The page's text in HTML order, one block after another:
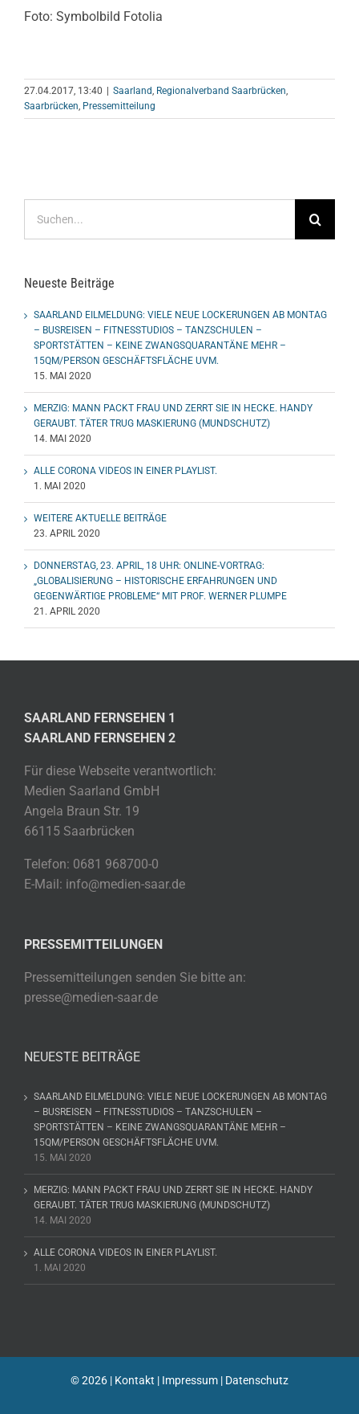
Foto: Symbolbild Fotolia
27.04.2017, 13:40 Saarland, Regionalverband Saarbrücken,
Saarbrücken, Pressemitteilung
nach:
Neueste Beiträge
SAARLAND EILMELDUNG: VIELE NEUE LOCKERUNGEN AB MONTAG
– BUSREISEN – FITNESSTUDIOS – TANZSCHULEN –
SPORTSTÄTTEN – KEINE ZWANGSQUARANTÄNE MEHR –
15QM/PERSON GESCHÄFTSFLÄCHE UVM.
15. MAI 2020
MERZIG: MANN PACKT FRAU UND ZERRT SIE IN HECKE. HANDY
GERAUBT. TÄTER TRUG MASKIERUNG (MUNDSCHUTZ)
14. MAI 2020
ALLE CORONA VIDEOS IN EINER PLAYLIST.
1. MAI 2020
WEITERE AKTUELLE BEITRÄGE
23. APRIL 2020
DONNERSTAG, 23. APRIL, 18 UHR: ONLINE-VORTRAG:
„GLOBALISIERUNG – HISTORISCHE ERFAHRUNGEN UND
GEGENWÄRTIGE PROBLEME“ MIT PROF. WERNER PLUMPE
21. APRIL 2020
SAARLAND FERNSEHEN 1
SAARLAND FERNSEHEN 2
Für diese Webseite verantwortlich:
Medien Saarland GmbH
Angela Braun Str. 19
66115 Saarbrücken
Telefon: 0681 968700-0
E-Mail: info@medien-saar.de
PRESSEMITTEILUNGEN
Pressemitteilungen senden Sie bitte an:
presse@medien-saar.de
NEUESTE BEITRÄGE
SAARLAND EILMELDUNG: VIELE NEUE LOCKERUNGEN AB MONTAG
– BUSREISEN – FITNESSTUDIOS – TANZSCHULEN –
SPORTSTÄTTEN – KEINE ZWANGSQUARANTÄNE MEHR –
15QM/PERSON GESCHÄFTSFLÄCHE UVM.
15. MAI 2020
MERZIG: MANN PACKT FRAU UND ZERRT SIE IN HECKE. HANDY
GERAUBT. TÄTER TRUG MASKIERUNG (MUNDSCHUTZ)
14. MAI 2020
ALLE CORONA VIDEOS IN EINER PLAYLIST.
1. MAI 2020
©2026 | Kontakt | Impressum | Datenschutz